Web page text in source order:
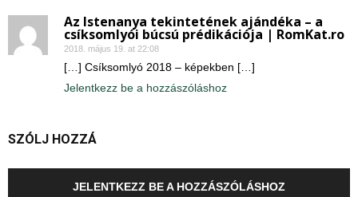
Az Istenanya tekintetének ajándéka – a
csíksomlyói búcsú prédikációja | RomKat.ro
2018. május 19. at 22:08
[…] Csíksomlyó 2018 – képekben […]
Jelentkezz be a hozzászóláshoz
SZÓLJ HOZZÁ
JELENTKEZZ BE A HOZZÁSZÓLÁSHOZ